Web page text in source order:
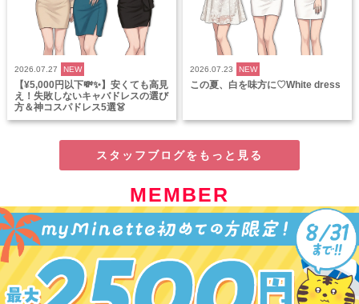
2026.07.27 NEW
【¥5,000円以下💸✨】安くても高見
え！失敗しないキャバドレスの選び
方＆神コスパドレス5選👗
2026.07.23 NEW
この夏、白を味方に♡White dress
スタッフブログをもっと見る
MEMBER